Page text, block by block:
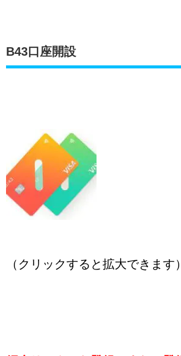
B43口座開設
（クリックすると拡大できます）